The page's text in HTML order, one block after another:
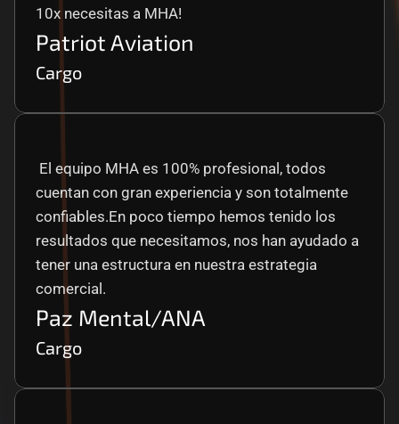
10x necesitas a MHA!
Patriot Aviation
Cargo
cuentan con gran experiencia y son totalmente
confiables.En poco tiempo hemos tenido los
resultados que necesitamos, nos han ayudado a
tener una estructura en nuestra estrategia
comercial.
Paz Mental/ANA
Cargo